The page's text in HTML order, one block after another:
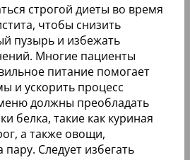
строгой диеты во время
чтобы снизить
пузырь и избежать
Многие пациенты
питание помогает
и ускорить процесс
должны преобладать
белка, такие как куриная
а также овощи,
Следует избегать